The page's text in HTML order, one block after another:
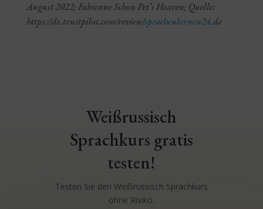
August 2022; Fabienne Schon Pet’s Heaven; Quelle:
https://de.trustpilot.com/review/sprachenlernen24.de
Weißrussisch
Sprachkurs gratis
testen!
Testen Sie den Weißrussisch Sprachkurs
ohne Risiko.